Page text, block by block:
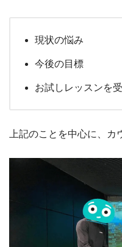
現状の悩み
今後の目標
お試しレッスンを
上記のことを中心に、カ